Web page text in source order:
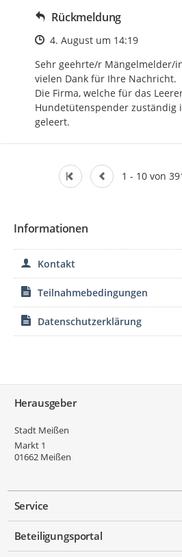
Rückmeldung
Zeitpunkt des Erstellens
4. August um 14:19
Sehr geehrte/r Mängelmelder/
vielen Dank für Ihre Nachricht.
Die Firma, welche für das
Hundetütenspender zuständig
geleert.
1 - 10 von
Informationen
Kontakt
Teilnahmebedingungen
Datenschutzerklärung
Herausgeber
Stadt Meißen
Markt 1
01662 Meißen
Service
Beteiligungsportal